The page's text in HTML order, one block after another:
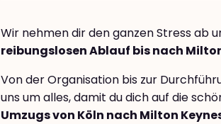
Wir nehmen dir den ganzen Stress ab
reibungslosen Ablauf bis nach
Von der Organisation bis zur
uns um alles, damit du dich auf die
Umzugs von Köln nach Milton